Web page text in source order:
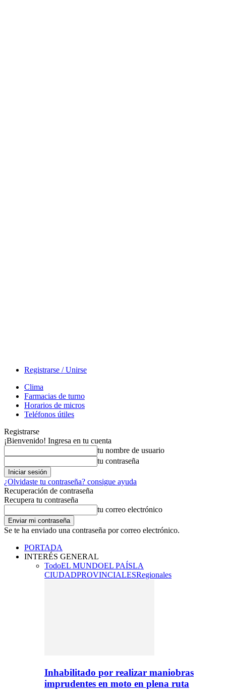
Registrarse / Unirse
Clima
Farmacias de turno
Horarios de micros
Teléfonos útiles
Registrarse
¡Bienvenido! Ingresa en tu cuenta
tu nombre de usuario
tu contraseña
¿Olvidaste tu contraseña? consigue ayuda
Recuperación de contraseña
Recupera tu contraseña
tu correo electrónico
Se te ha enviado una contraseña por correo electrónico.
PORTADA
INTERÉS GENERAL
TodoEL MUNDOEL PAÍSLA
CIUDADPROVINCIALESRegionales
Inhabilitado por realizar maniobras
imprudentes en moto en plena ruta